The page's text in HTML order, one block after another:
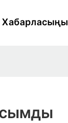
Хабарласыңы